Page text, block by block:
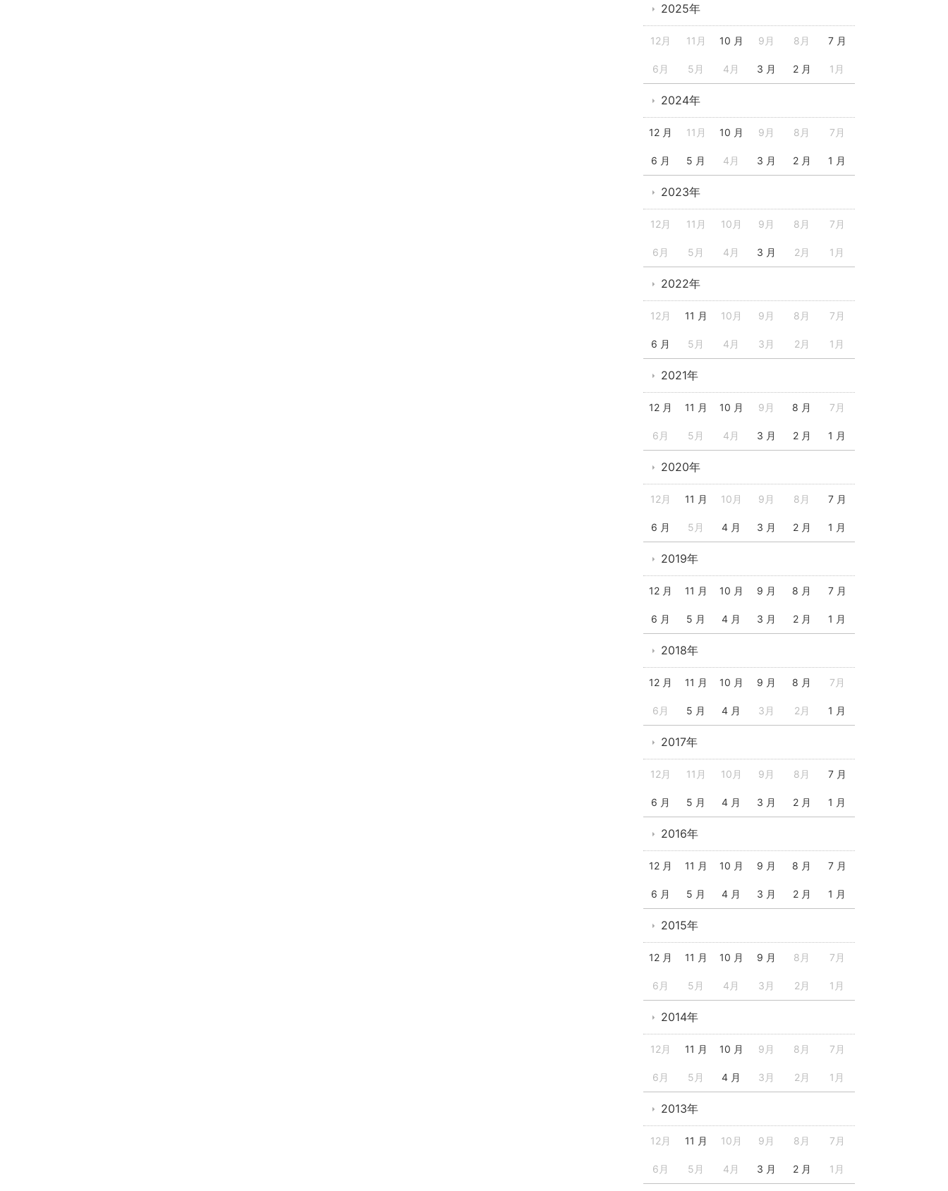
2025年
12月 11月 10 月 9月 8月 7 月
6月 5月 4月 3 月 2 月 1月
2024年
12 月 11月 10 月 9月 8月 7月
6 月 5 月 4月 3 月 2 月 1 月
2023年
12月 11月 10月 9月 8月 7月
6月 5月 4月 3 月 2月 1月
2022年
12月 11 月 10月 9月 8月 7月
6 月 5月 4月 3月 2月 1月
2021年
12 月 11 月 10 月 9月 8 月 7月
6月 5月 4月 3 月 2 月 1 月
2020年
12月 11 月 10月 9月 8月 7 月
6 月 5月 4 月 3 月 2 月 1 月
2019年
12 月 11 月 10 月 9 月 8 月 7 月
6 月 5 月 4 月 3 月 2 月 1 月
2018年
12 月 11 月 10 月 9 月 8 月 7月
6月 5 月 4 月 3月 2月 1 月
2017年
12月 11月 10月 9月 8月 7 月
6 月 5 月 4 月 3 月 2 月 1 月
2016年
12 月 11 月 10 月 9 月 8 月 7 月
6 月 5 月 4 月 3 月 2 月 1 月
2015年
12 月 11 月 10 月 9 月 8月 7月
6月 5月 4月 3月 2月 1月
2014年
12月 11 月 10 月 9月 8月 7月
6月 5月 4 月 3月 2月 1月
2013年
12月 11 月 10月 9月 8月 7月
6月 5月 4月 3 月 2 月 1月